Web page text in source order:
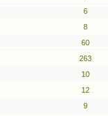
6
8
60
263
10
12
9